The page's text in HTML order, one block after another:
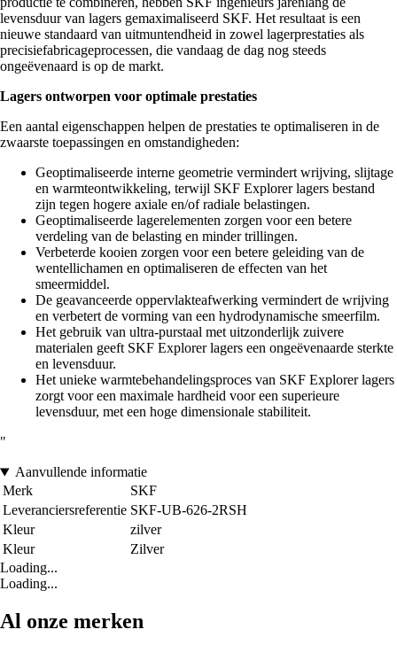
levensduur van lagers gemaximaliseerd SKF. Het resultaat is een
nieuwe standaard van uitmuntendheid in zowel lagerprestaties als
precisiefabricageprocessen, die vandaag de dag nog steeds
ongeëvenaard is op de markt.
Lagers ontworpen voor optimale prestaties
Een aantal eigenschappen helpen de prestaties te optimaliseren in de
zwaarste toepassingen en omstandigheden:
Geoptimaliseerde interne geometrie vermindert wrijving, slijtage
en warmteontwikkeling, terwijl SKF Explorer lagers bestand
zijn tegen hogere axiale en/of radiale belastingen.
Geoptimaliseerde lagerelementen zorgen voor een betere
verdeling van de belasting en minder trillingen.
Verbeterde kooien zorgen voor een betere geleiding van de
wentellichamen en optimaliseren de effecten van het
smeermiddel.
De geavanceerde oppervlakteafwerking vermindert de wrijving
en verbetert de vorming van een hydrodynamische smeerfilm.
Het gebruik van ultra-purstaal met uitzonderlijk zuivere
materialen geeft SKF Explorer lagers een ongeëvenaarde sterkte
en levensduur.
Het unieke warmtebehandelingsproces van SKF Explorer lagers
zorgt voor een maximale hardheid voor een superieure
levensduur, met een hoge dimensionale stabiliteit.
"
Aanvullende informatie
Merk
SKF
Leveranciersreferentie SKF-UB-626-2RSH
Kleur
zilver
Kleur
Zilver
Loading...
Loading...
Al onze merken